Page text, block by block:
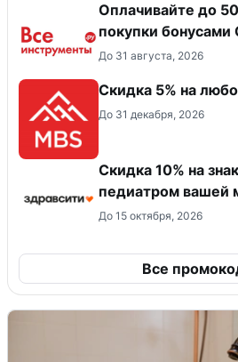
Оплачивайте до
покупки
До 31 августа, 2026
Скидка 5% на
До 31 декабря, 2026
Скидка 10% на
педиатром вашей
До 15 октября, 2026
Все